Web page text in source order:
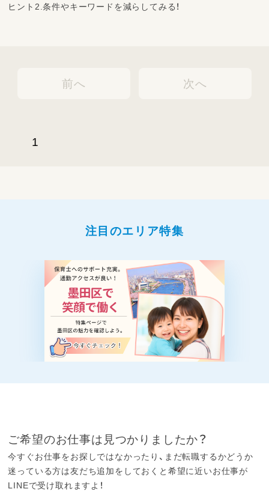
ヒント2.条件やキーワードを減らしてみる！
前へ
1
次へ
注目のエリア特集
ご希望のお仕事は見つかりましたか？
今すぐお仕事をお探しではなかったり、まだ転職するかどうか
迷っている方は友だち追加をしておくと希望に近いお仕事が
LINEで受け取れますよ！